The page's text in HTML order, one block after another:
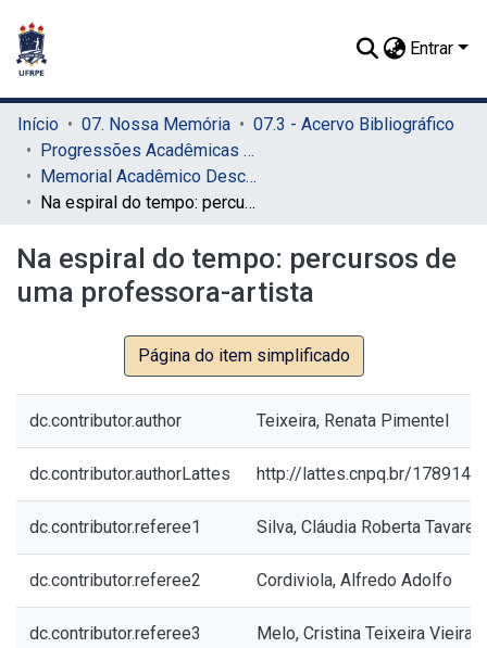
Entrar
Início 07. Nossa Memória
07.3 - Acervo Bibliográfico
Progressões Acadêmicas para Professor Titular
Memorial Acadêmico Descritivo
Na espiral do tempo: percursos de uma professora-artista
Na espiral do tempo: percursos de
uma professora-artista
Página do item simplificado
dc.contributor.author Teixeira, Renata Pimentel
dc.contributor.authorLattes http://lattes.cnpq.br/
dc.contributor.referee1 Silva, Cláudia Roberta
dc.contributor.referee2 Cordiviola, Alfredo Adolfo
dc.contributor.referee3 Melo, Cristina Teixeira Vieira